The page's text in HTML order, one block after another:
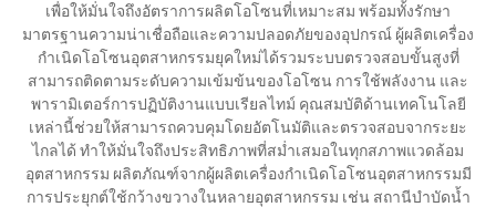
เพื่อให้มั่นใจถึงอัตราการผลิตโอโซนที่เหมาะสม พร้อมทั้งรักษา
มาตรฐานความน่าเชื่อถือและความปลอดภัยของอุปกรณ์ ผู้ผลิตเครื่อง
กำเนิดโอโซนอุตสาหกรรมยุคใหม่ได้รวมระบบตรวจสอบขั้นสูงที่
สามารถติดตามระดับความเข้มข้นของโอโซน การใช้พลังงาน และ
พารามิเตอร์การปฏิบัติงานแบบเรียลไทม์ คุณสมบัติด้านเทคโนโลยี
เหล่านี้ช่วยให้สามารถควบคุมโดยอัตโนมัติและตรวจสอบจากระยะ
ไกลได้ ทำให้มั่นใจถึงประสิทธิภาพที่สม่ำเสมอในทุกสภาพแวดล้อม
อุตสาหกรรม ผลิตภัณฑ์จากผู้ผลิตเครื่องกำเนิดโอโซนอุตสาหกรรมมี
การประยุกต์ใช้กว้างขวางในหลายอุตสาหกรรม เช่น สถานีบำบัดน้ำ